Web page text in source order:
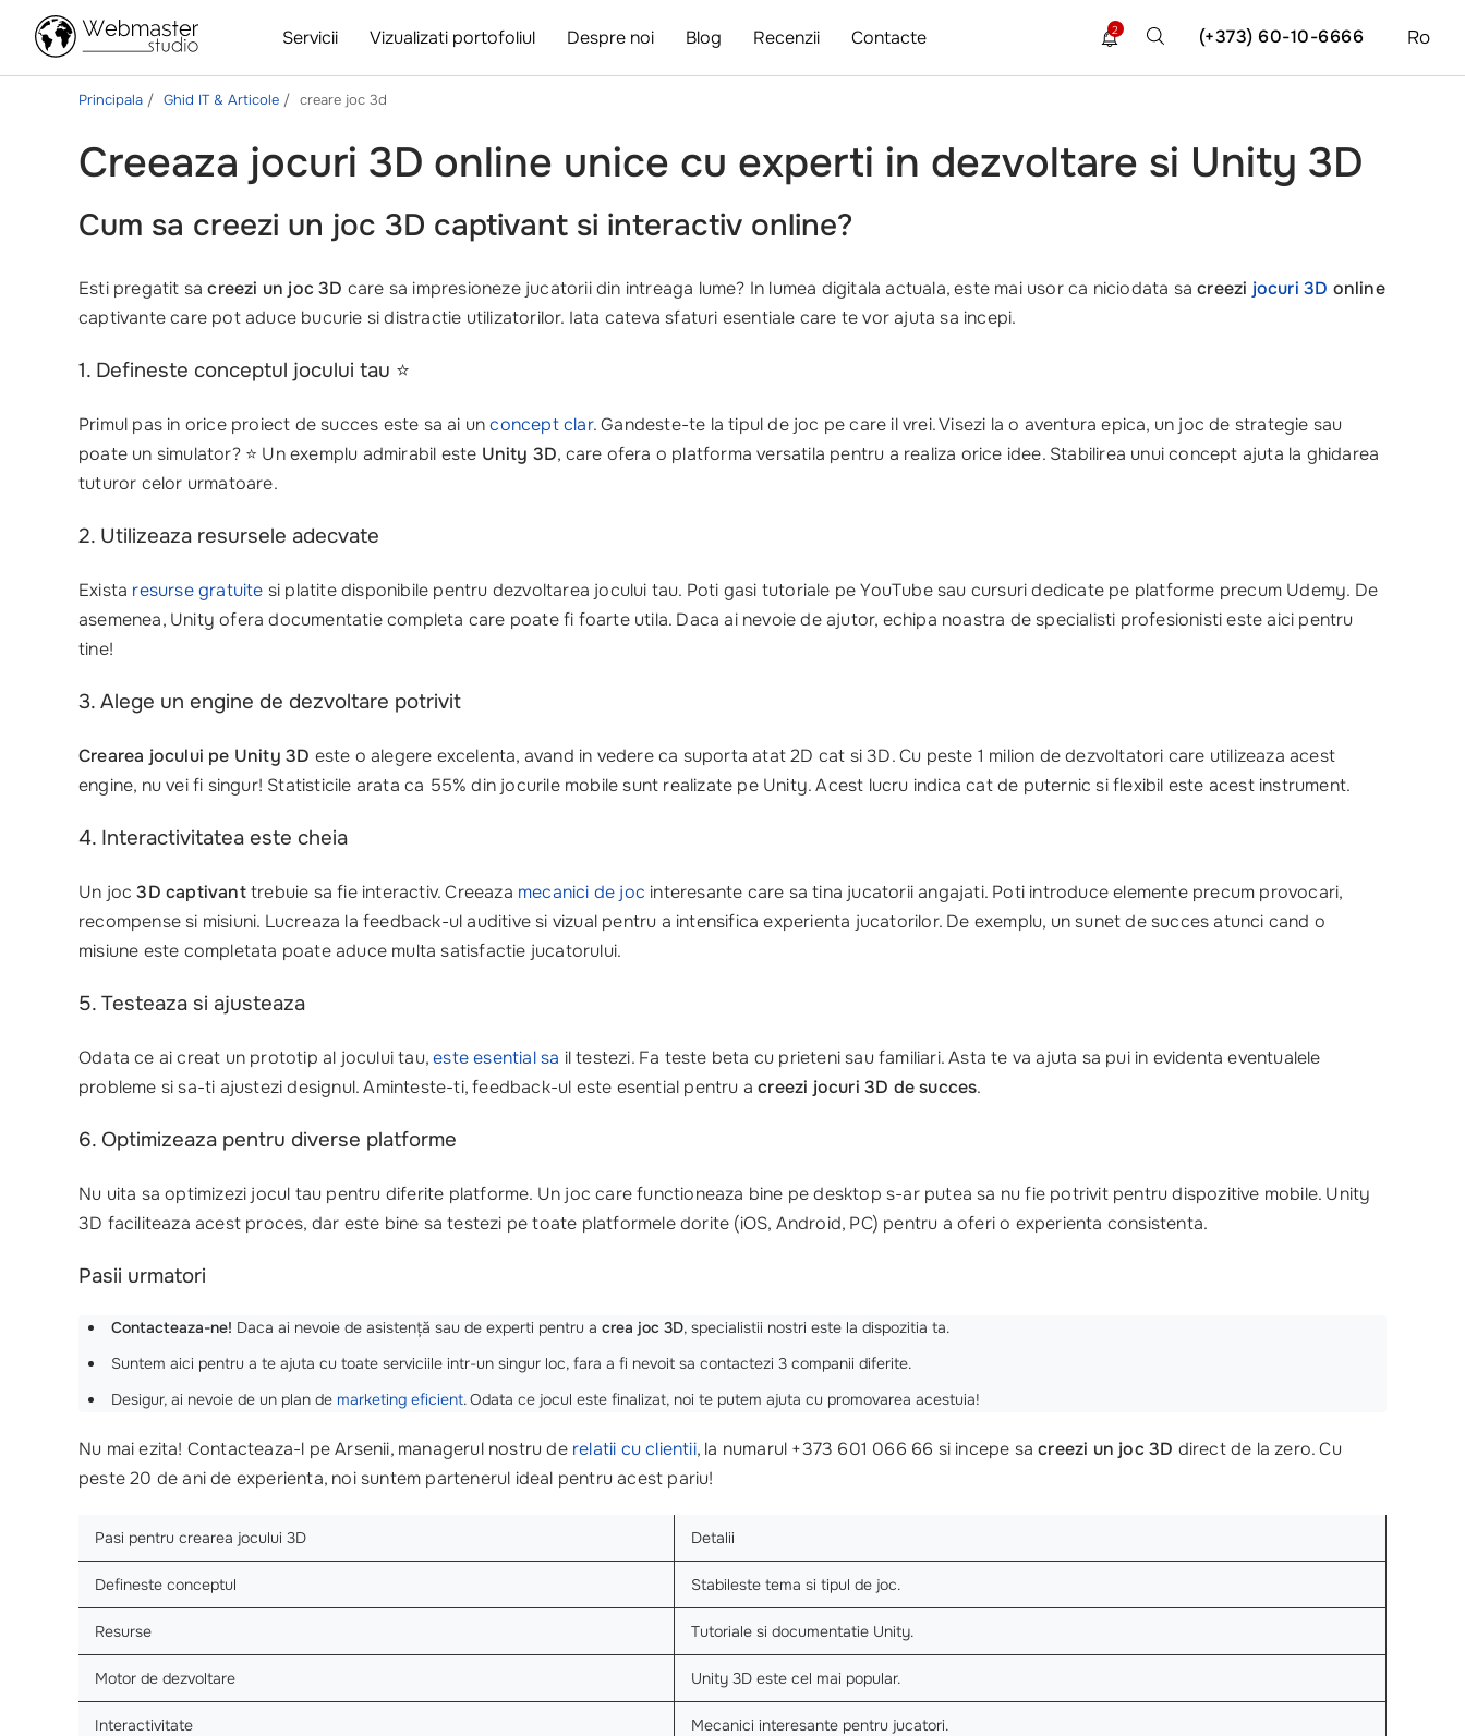
Servicii Vizualizati portofoliul Despre noi Blog Recenzii Contacte Ro
(+373) 60-10-6666
2
Principala Ghid IT & Articole creare joc 3d
Creeaza jocuri 3D online unice cu experti in dezvoltare si Unity 3D
Cum sa creezi un joc 3D captivant si interactiv online?
Esti pregatit sacreezi un joc 3D care sa impresioneze jucatorii din intreaga lume? In lumea digitala actuala, este mai usor ca niciodata sacreezi jocuri 3D online
captivante care pot aduce bucurie si distractie utilizatorilor. Iata cateva sfaturi esentiale care te vor ajuta sa incepi.
1. Defineste conceptul jocului tau ⭐
Primul pas in orice proiect de succes este sa ai unconcept clar. Gandeste-te la tipul de joc pe care il vrei. Visezi la o aventura epica, un joc de strategie sau
poate un simulator? ⭐ Un exemplu admirabil este Unity 3D, care ofera o platforma versatila pentru a realiza orice idee. Stabilirea unui concept ajuta la ghidarea
tuturor celor urmatoare.
2. Utilizeaza resursele adecvate
Exista resurse gratuite si platite disponibile pentru dezvoltarea jocului tau. Poti gasi tutoriale pe YouTube sau cursuri dedicate pe platforme precum Udemy. De
asemenea, Unity ofera documentatie completa care poate fi foarte utila. Daca ai nevoie de ajutor, echipa noastra de specialisti profesionisti este aici pentru
tine!
3. Alege un engine de dezvoltare potrivit
Crearea jocului pe Unity 3D este o alegere excelenta, avand in vedere ca suporta atat 2D cat si 3D. Cu peste 1 milion de dezvoltatori care utilizeaza acest
engine, nu vei fi singur! Statisticile arata ca 55% din jocurile mobile sunt realizate pe Unity. Acest lucru indica cat de puternic si flexibil este acest instrument.
4. Interactivitatea este cheia
Un joc3D captivanttrebuie sa fie interactiv. Creeaza mecanici de joc interesante care sa tina jucatorii angajati. Poti introduce elemente precum provocari,
recompense si misiuni. Lucreaza la feedback-ul auditive si vizual pentru a intensifica experienta jucatorilor. De exemplu, un sunet de succes atunci cand o
misiune este completata poate aduce multa satisfactie jucatorului.
5. Testeaza si ajusteaza
Odata ce ai creat un prototip al jocului tau,este esential sa il testezi. Fa teste beta cu prieteni sau familiari. Asta te va ajuta sa pui in evidenta eventualele
probleme si sa-ti ajustezi designul. Aminteste-ti, feedback-ul este esential pentru acreezi jocuri 3D de succes.
6. Optimizeaza pentru diverse platforme
Nu uita sa optimizezi jocul tau pentru diferite platforme. Un joc care functioneaza bine pe desktop s-ar putea sa nu fie potrivit pentru dispozitive mobile. Unity
3D faciliteaza acest proces, dar este bine sa testezi pe toate platformele dorite (iOS, Android, PC) pentru a oferi o experienta consistenta.
Pasii urmatori
Contacteaza-ne! Daca ai nevoie de asistență sau de experti pentru a crea joc 3D, specialistii nostri este la dispozitia ta.
Suntem aici pentru a te ajuta cu toate serviciile intr-un singur loc, fara a fi nevoit sa contactezi 3 companii diferite.
Desigur, ai nevoie de un plan de marketing eficient. Odata ce jocul este finalizat, noi te putem ajuta cu promovarea acestuia!
Nu mai ezita! Contacteaza-l pe Arsenii, managerul nostru de relatii cu clientii, la numarul +373 601 066 66 si incepe sacreezi un joc 3D direct de la zero. Cu
peste 20 de ani de experienta, noi suntem partenerul ideal pentru acest pariu!
Pasi pentru crearea jocului 3D Detalii
Defineste conceptul Stabileste tema si tipul de joc.
Resurse Tutoriale si documentatie Unity.
Motor de dezvoltare Unity 3D este cel mai popular.
Interactivitate Mecanici interesante pentru jucatori.